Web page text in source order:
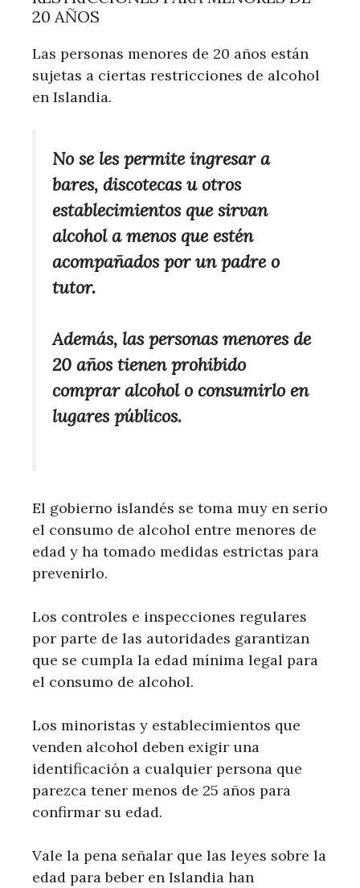
20 AÑOS
Las personas menores de 20 años están
sujetas a ciertas restricciones de alcohol
en Islandia.
No se les permite ingresar a
bares, discotecas u otros
establecimientos que sirvan
alcohol a menos que estén
acompañados por un padre o
tutor.
Además, las personas menores de
20 años tienen prohibido
comprar alcohol o consumirlo en
lugares públicos.
El gobierno islandés se toma muy en serio
el consumo de alcohol entre menores de
edad y ha tomado medidas estrictas para
prevenirlo.
Los controles e inspecciones regulares
por parte de las autoridades garantizan
que se cumpla la edad mínima legal para
el consumo de alcohol.
Los minoristas y establecimientos que
venden alcohol deben exigir una
identificación a cualquier persona que
parezca tener menos de 25 años para
confirmar su edad.
Vale la pena señalar que las leyes sobre la
edad para beber en Islandia han